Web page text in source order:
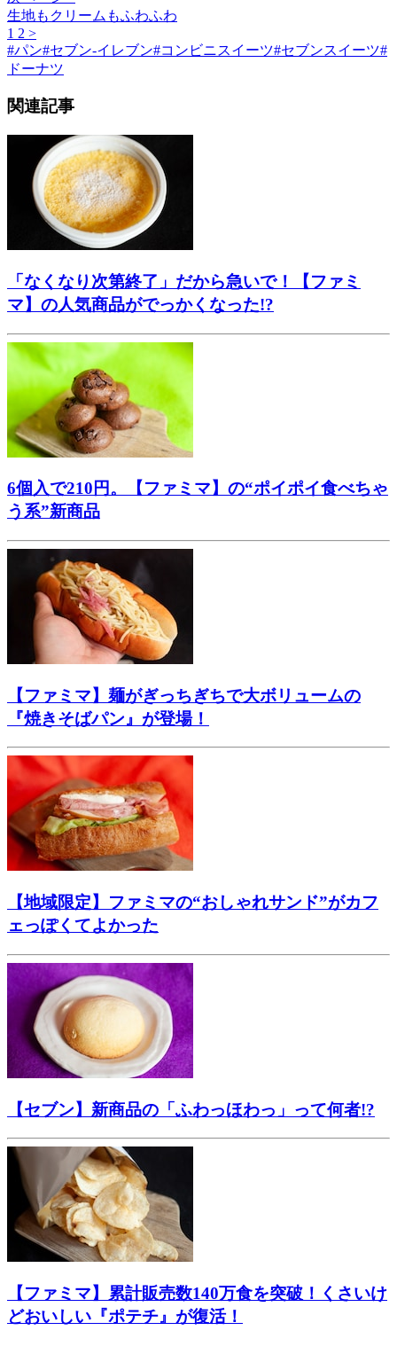
生地もクリームもふわふわ
1 2 >
#パン#セブン-イレブン#コンビニスイーツ#セブンスイーツ#
ドーナツ
関連記事
「なくなり次第終了」だから急いで！【ファミ
マ】の人気商品がでっかくなった!?
6個入で210円。【ファミマ】の“ポイポイ食べちゃ
う系”新商品
【ファミマ】麺がぎっちぎちで大ボリュームの
『焼きそばパン』が登場！
【地域限定】ファミマの“おしゃれサンド”がカフ
ェっぽくてよかった
【セブン】新商品の「ふわっほわっ」って何者!?
【ファミマ】累計販売数140万食を突破！くさいけ
どおいしい『ポテチ』が復活！